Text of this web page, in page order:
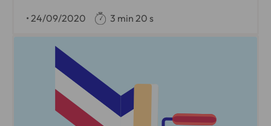
• 24/09/2020 3 min 20 s